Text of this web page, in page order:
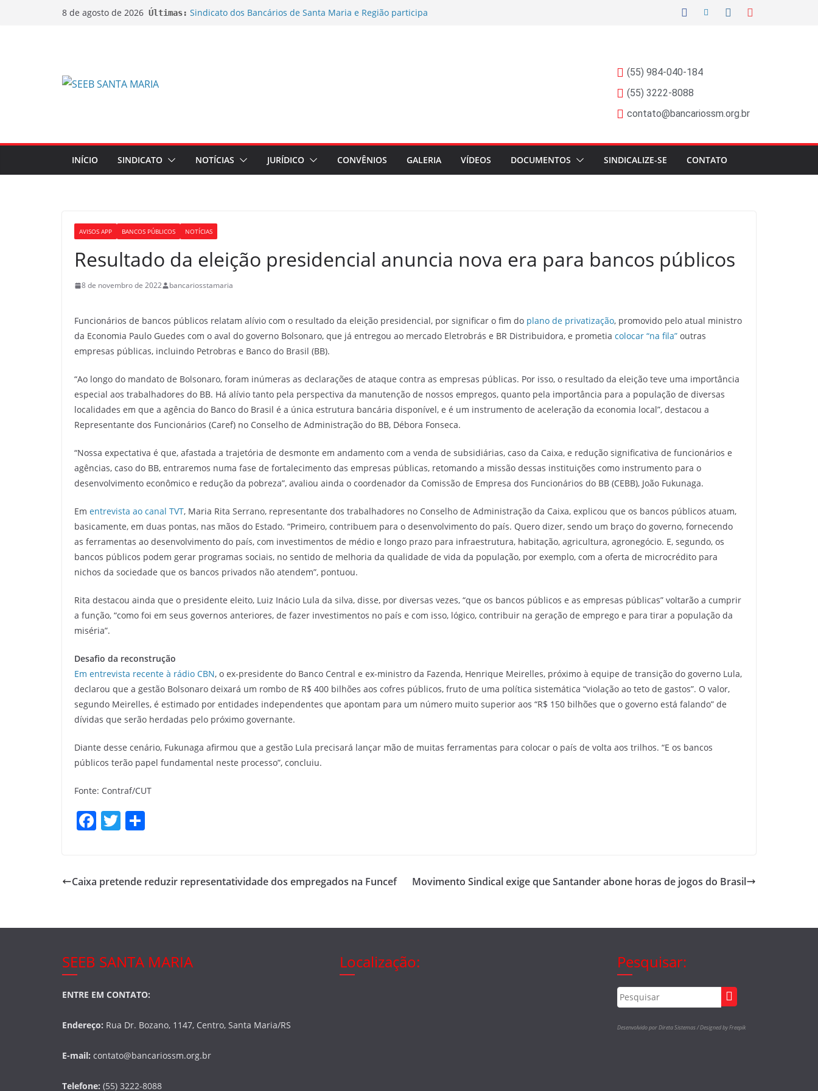
8 de agosto de 2026 Últimas: Sindicato dos Bancários de Santa Maria e Região participa
(55) 984-040-184
(55) 3222-8088
contato@bancariossm.org.br
INÍCIO SINDICATO NOTÍCIAS JURÍDICO CONVÊNIOS GALERIA VÍDEOS DOCUMENTOS SINDICALIZE-SE CONTATO
AVISOS APP BANCOS PÚBLICOS NOTÍCIAS
Resultado da eleição presidencial anuncia nova era para bancos públicos
8 de novembro de 2022 bancariosstamaria
Funcionários de bancos públicos relatam alívio com o resultado da eleição presidencial, por significar o fim do plano de privatização, promovido pelo atual ministro
da Economia Paulo Guedes com o aval do governo Bolsonaro, que já entregou ao mercado Eletrobrás e BR Distribuidora, e prometia colocar “na fila” outras
empresas públicas, incluindo Petrobras e Banco do Brasil (BB).
“Ao longo do mandato de Bolsonaro, foram inúmeras as declarações de ataque contra as empresas públicas. Por isso, o resultado da eleição teve uma importância
especial aos trabalhadores do BB. Há alívio tanto pela perspectiva da manutenção de nossos empregos, quanto pela importância para a população de diversas
localidades em que a agência do Banco do Brasil é a única estrutura bancária disponível, e é um instrumento de aceleração da economia local”, destacou a
Representante dos Funcionários (Caref) no Conselho de Administração do BB, Débora Fonseca.
“Nossa expectativa é que, afastada a trajetória de desmonte em andamento com a venda de subsidiárias, caso da Caixa, e redução significativa de funcionários e
agências, caso do BB, entraremos numa fase de fortalecimento das empresas públicas, retomando a missão dessas instituições como instrumento para o
desenvolvimento econômico e redução da pobreza”, avaliou ainda o coordenador da Comissão de Empresa dos Funcionários do BB (CEBB), João Fukunaga.
Em entrevista ao canal TVT, Maria Rita Serrano, representante dos trabalhadores no Conselho de Administração da Caixa, explicou que os bancos públicos atuam,
basicamente, em duas pontas, nas mãos do Estado. “Primeiro, contribuem para o desenvolvimento do país. Quero dizer, sendo um braço do governo, fornecendo
as ferramentas ao desenvolvimento do país, com investimentos de médio e longo prazo para infraestrutura, habitação, agricultura, agronegócio. E, segundo, os
bancos públicos podem gerar programas sociais, no sentido de melhoria da qualidade de vida da população, por exemplo, com a oferta de microcrédito para
nichos da sociedade que os bancos privados não atendem”, pontuou.
Rita destacou ainda que o presidente eleito, Luiz Inácio Lula da silva, disse, por diversas vezes, “que os bancos públicos e as empresas públicas” voltarão a cumprir
a função, “como foi em seus governos anteriores, de fazer investimentos no país e com isso, lógico, contribuir na geração de emprego e para tirar a população da
miséria”.
Desafio da reconstrução
Em entrevista recente à rádio CBN, o ex-presidente do Banco Central e ex-ministro da Fazenda, Henrique Meirelles, próximo à equipe de transição do governo Lula,
declarou que a gestão Bolsonaro deixará um rombo de R$ 400 bilhões aos cofres públicos, fruto de uma política sistemática “violação ao teto de gastos”. O valor,
segundo Meirelles, é estimado por entidades independentes que apontam para um número muito superior aos “R$ 150 bilhões que o governo está falando” de
dívidas que serão herdadas pelo próximo governante.
Diante desse cenário, Fukunaga afirmou que a gestão Lula precisará lançar mão de muitas ferramentas para colocar o país de volta aos trilhos. “E os bancos
públicos terão papel fundamental neste processo”, concluiu.
Fonte: Contraf/CUT
F
e
k
T
er e
Caixa pretende reduzir representatividade dos empregados na Funcef Movimento Sindical exige que Santander abone horas de jogos do Brasil
SEEB SANTA MARIA
ENTRE EM CONTATO:
Endereço: Rua Dr. Bozano, 1147, Centro, Santa Maria/RS
E-mail: contato@bancariossm.org.br
Telefone: (55) 3222-8088
Localização: Pesquisar:
Desenvolvido por Direta Sistemas /Designed by Freepik